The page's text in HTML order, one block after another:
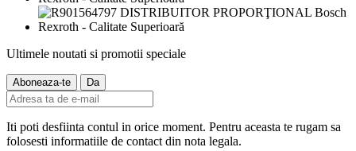
Ultimele noutati si promotii speciale
Iti poti desfiinta contul in orice moment. Pentru aceasta te rugam sa
folosesti informatiile de contact din nota legala.